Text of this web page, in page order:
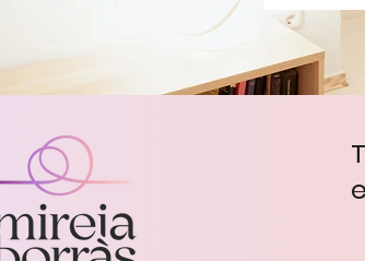
Mireia Borràs - Sexologia, teràpia de parella i psicoteràpia -